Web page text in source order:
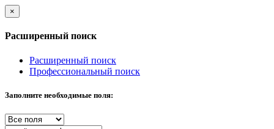
×
Расширенный поиск
Расширенный поиск
Профессиональный поиск
Заполните необходимые поля: